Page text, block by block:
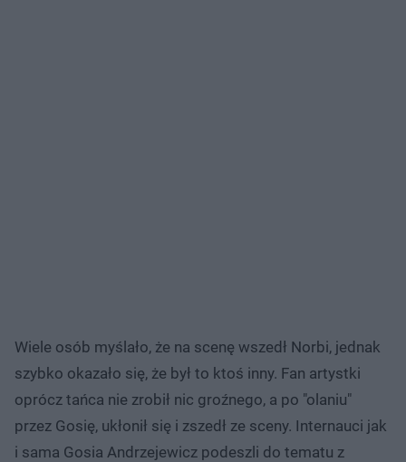
Wiele osób myślało, że na scenę wszedł Norbi, jednak
szybko okazało się, że był to ktoś inny. Fan artystki
oprócz tańca nie zrobił nic groźnego, a po "olaniu"
przez Gosię, ukłonił się i zszedł ze sceny. Internauci jak
i sama Gosia Andrzejewicz podeszli do tematu z